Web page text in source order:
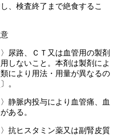
、検査終了まで絶食するこ
尿路、ＣＴ又は血管用の製剤
しないこと。本剤は製剤によ
により用法・用量が異なるの
。
静脈内投与により血管痛、血
ある。
抗ヒスタミン薬又は副腎皮質